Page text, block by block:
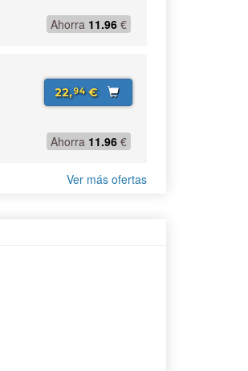
Ahorra 11.96€
22,94€
Ahorra 11.96€
Ver más ofertas